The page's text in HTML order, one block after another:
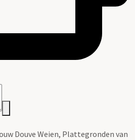
Douve Weien, Plattegronden van